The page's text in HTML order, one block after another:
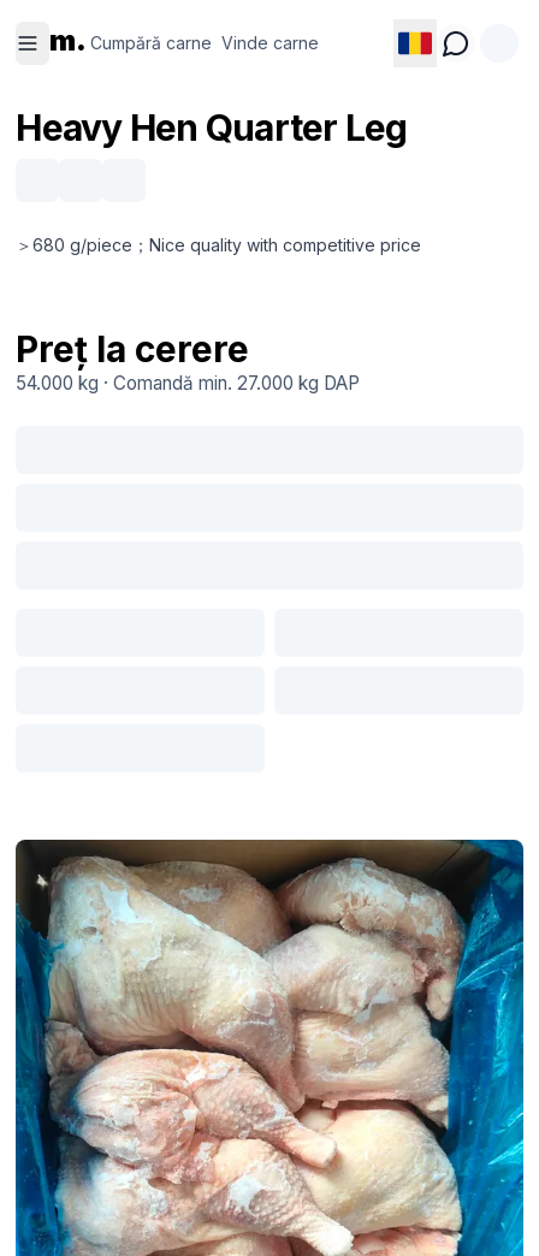
m. Cumpără carne Vinde carne
carne
carne
Heavy Hen Quarter Leg
＞680 g/piece；Nice quality with competitive price
Preț la cerere
54.000 kg ·Comandă min. 27.000 kg DAP